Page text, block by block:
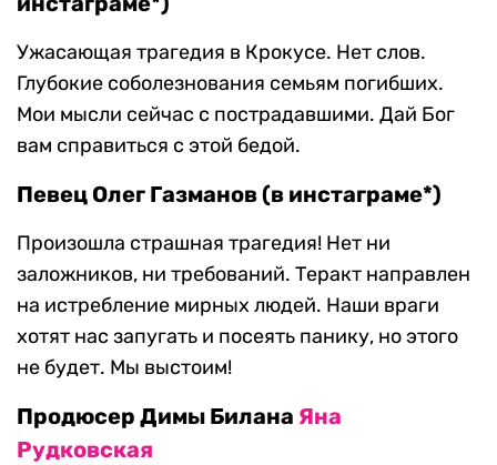
Ужасающая трагедия в Крокусе. Нет слов.
Глубокие соболезнования семьям погибших.
Мои мысли сейчас с пострадавшими. Дай Бог
вам справиться с этой бедой.
Певец Олег Газманов (в инстаграме*)
Произошла страшная трагедия! Нет ни
заложников, ни требований. Теракт направлен
на истребление мирных людей. Наши враги
хотят нас запугать и посеять панику, но этого
не будет. Мы выстоим!
Продюсер Димы Билана Яна
Рудковская